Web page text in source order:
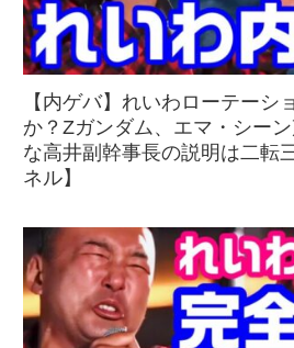
【内ゲバ】れいわローテーシ
か？Zガンダム、エマ・シー
な高井副幹事長の説明は二転
ネル】